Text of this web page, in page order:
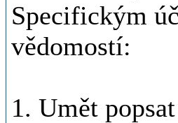
Specifickým
vědomostí:
1. Umět